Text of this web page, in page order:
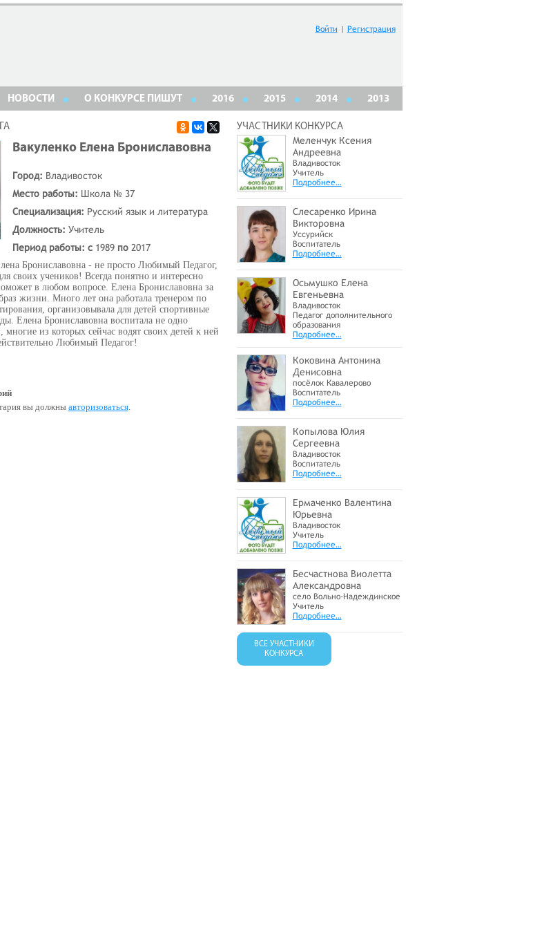
Войти | Регистрация
НОВОСТИ О КОНКУРСЕ ПИШУТ 2016 2015 2014 2013
Вакуленко Елена Брониславовна
Город: Владивосток
Место работы: Школа № 37
Специализация: Русский язык и литература
Должность: Учитель
Период работы: с1989по 2017
Брониславовна - не просто Любимый Педагог,
своих учеников! Всегда понятно и интересно
в любом вопросе. Елена Брониславовна за
жизни. Много лет она работала тренером по
организовывала для детей спортивные
Елена Брониславовна воспитала не одно
многие из которых сейчас водят своих детей к ней
Любимый Педагог!
вы должны авторизоваться.
УЧАСТНИКИ КОНКУРСА
Меленчук Ксения
Андреевна
Владивосток
Учитель
Подробнее…
Слесаренко Ирина
Викторовна
Уссурийск
Воспитатель
Подробнее…
Осьмушко Елена
Евгеньевна
Владивосток
Педагог дополнительного
образования
Подробнее…
Коковина Антонина
Денисовна
посёлок Кавалерово
Воспитатель
Подробнее…
Копылова Юлия
Сергеевна
Владивосток
Воспитатель
Подробнее…
Ермаченко Валентина
Юрьевна
Владивосток
Учитель
Подробнее…
Бесчастнова Виолетта
Александровна
село Вольно-Надеждинское
Учитель
Подробнее…
ВСЕ УЧАСТНИКИ
КОНКУРСА